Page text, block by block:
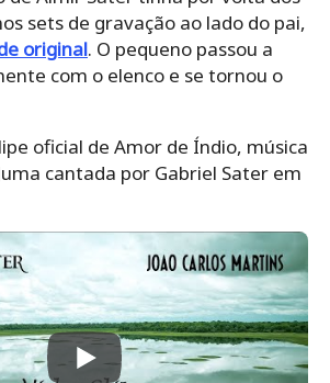
sets de gravação ao lado do pai,
original. O pequeno passou a
com o elenco e se tornou o
oficial de Amor de Índio, música
cantada por Gabriel Sater em